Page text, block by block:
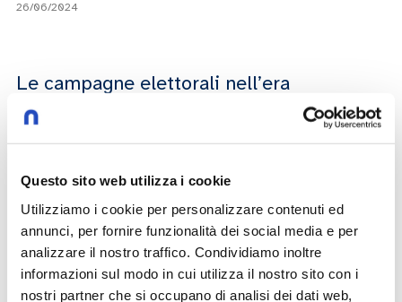
Questo sito web utilizza i cookie
Utilizziamo i cookie per personalizzare contenuti ed
annunci, per fornire funzionalità dei social media e per
analizzare il nostro traffico. Condividiamo inoltre
informazioni sul modo in cui utilizza il nostro sito con i
nostri partner che si occupano di analisi dei dati web,
26/06/2024
Le campagne elettorali nell’era
dell’Intelligenza Artificiale
Giuseppe Riva Antonio Palmieri
Francesco Verderami
23/04/2024
L’etica dell’intelligenza artificiale